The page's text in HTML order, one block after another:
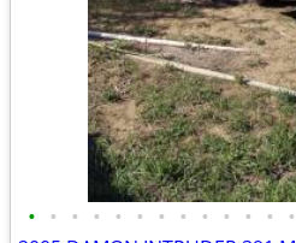
• • • • • • • • • • • • •